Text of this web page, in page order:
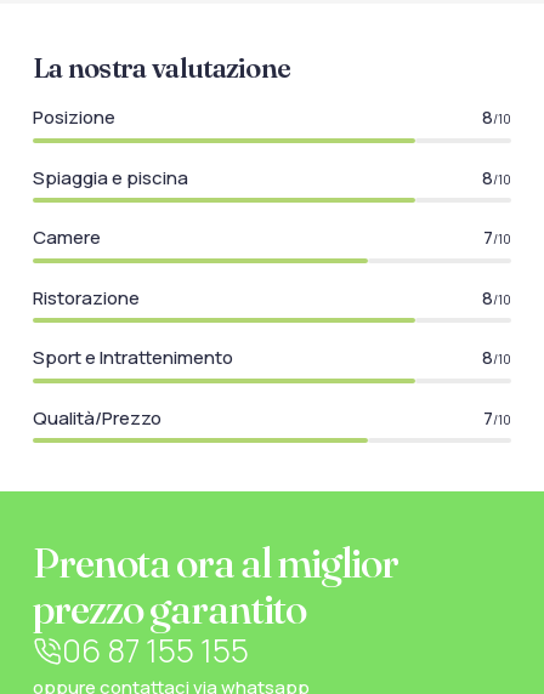
La nostra valutazione
Posizione 8/10
Spiaggia e piscina 8/10
Camere 7/10
Ristorazione 8/10
Sport e Intrattenimento 8/10
Qualità/Prezzo 7/10
Prenota ora al miglior
prezzo garantito
06 87 155 155
oppurecontattaci via whatsapp